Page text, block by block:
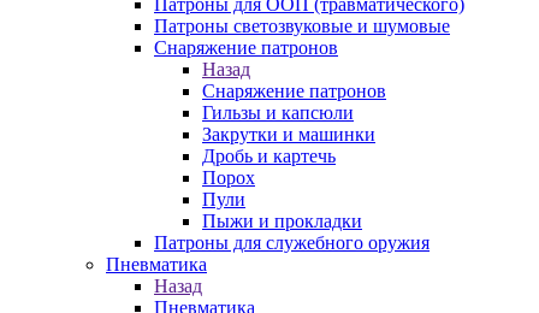
Патроны для ООП (травматического)
Патроны светозвуковые и шумовые
Снаряжение патронов
Назад
Снаряжение патронов
Гильзы и капсюли
Закрутки и машинки
Дробь и картечь
Порох
Пули
Пыжи и прокладки
Патроны для служебного оружия
Пневматика
Назад
Пневматика